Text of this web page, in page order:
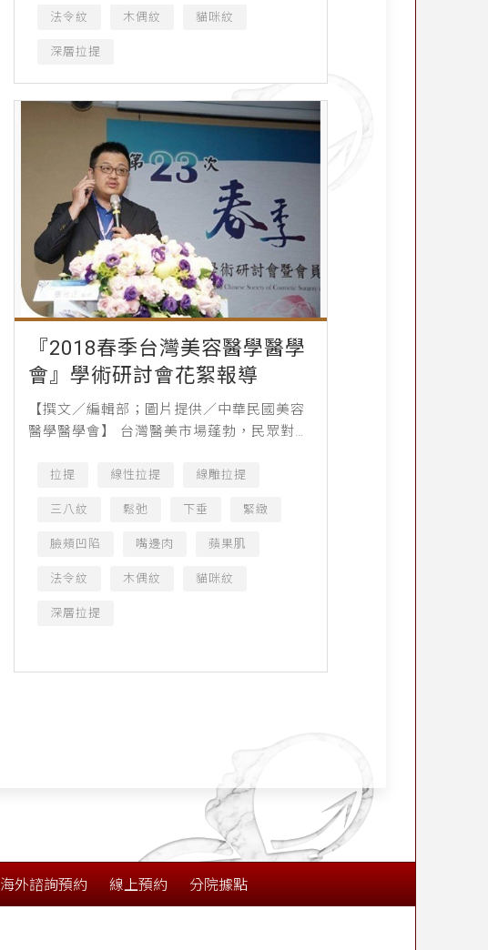
法令紋 木偶紋 貓咪紋
深層拉提
『2018春季台灣美容醫學醫學
會』學術研討會花絮報導
【撰文／編輯部；圖片提供／中華民國美容
醫學醫學會】 台灣醫美市場蓬勃，民眾對於
出新，眾多醫師為了精進自己，固定都會參
拉提 線性拉提 線雕拉提
三八紋 鬆弛 下垂 緊緻
臉頰凹陷 嘴邊肉 蘋果肌
法令紋 木偶紋 貓咪紋
深層拉提
海外諮詢預約 線上預約 分院據點